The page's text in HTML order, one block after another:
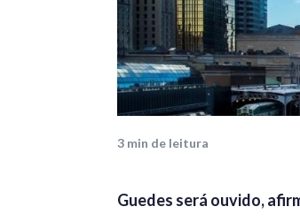
3 min de leitura
Guedes será ouvido,